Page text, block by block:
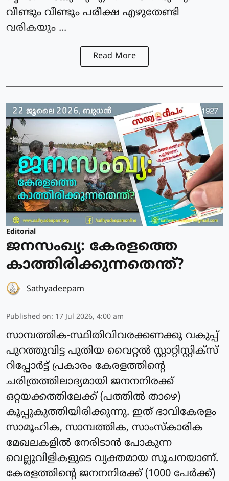
വീണ്ടും വീണ്ടും പരീക്ഷ എഴുതേണ്ടി
വരികയും ...
Read More
Editorial
ജനസംഖ്യ: കേരളത്തെ
കാത്തിരിക്കുന്നതെന്ത്?
Sathyadeepam
Published on: 17 Jul 2026, 4:00 am
സാമ്പത്തിക-സ്ഥിതിവിവരക്കണക്കു വകുപ്പ്
പുറത്തുവിട്ട പുതിയ വൈറ്റൽ സ്റ്റാറ്റിസ്റ്റിക്സ്
റിപ്പോർട്ട് പ്രകാരം കേരളത്തിന്റെ
ചരിത്രത്തിലാദ്യമായി ജനനനിരക്ക്
ഒറ്റയക്കത്തിലേക്ക് (പത്തിൽ താഴെ)
കൂപ്പുകുത്തിയിരിക്കുന്നു. ഇത് ഭാവികേരളം
സാമൂഹിക, സാമ്പത്തിക, സാംസ്കാരിക
മേഖലകളിൽ നേരിടാൻ പോകുന്ന
വെല്ലുവിളികളുടെ വ്യക്തമായ സൂചനയാണ്.
കേരളത്തിന്റെ ജനനനിരക്ക് (1000 പേർക്ക്)